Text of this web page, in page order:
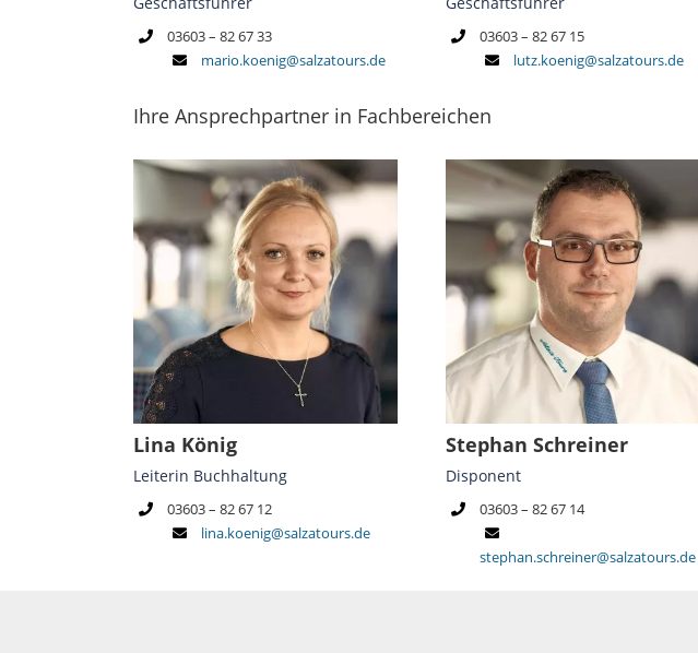
03603 – 82 67 33
mario.koenig@salzatours.de
03603 – 82 67 15
lutz.koenig@salzatours.de
Ihre Ansprechpartner in Fachbereichen
Lina König
Leiterin Buchhaltung
03603 – 82 67 12
lina.koenig@salzatours.de
Stephan Schreiner
Disponent
03603 – 82 67 14
stephan.schreiner@salzatours.de